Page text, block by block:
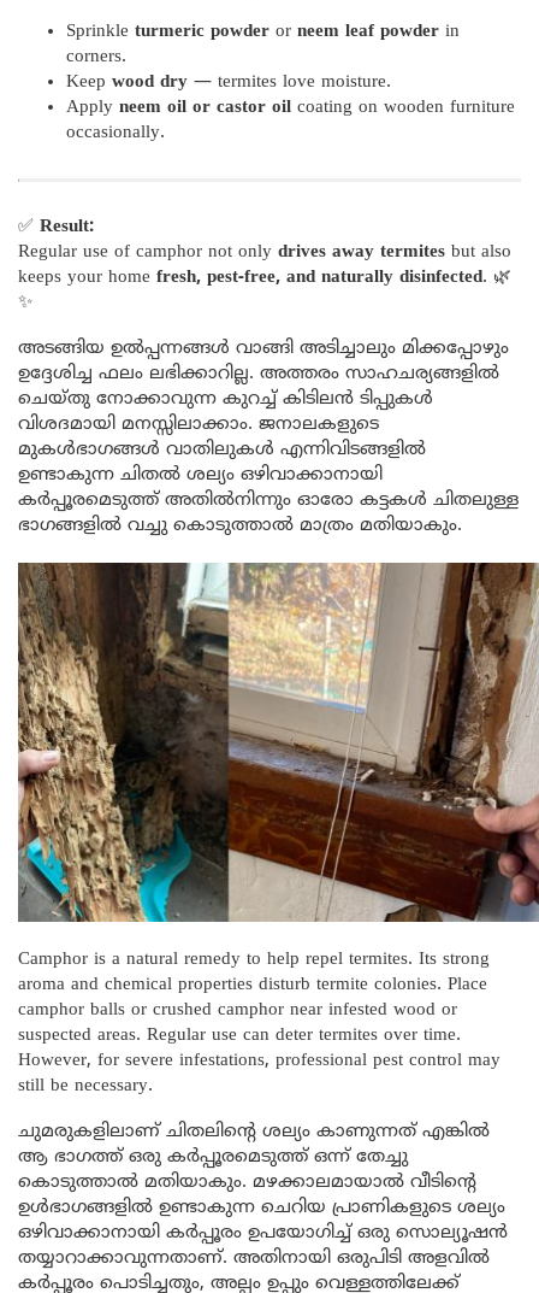
Sprinkle turmeric powder or neem leaf powder in
corners.
Keep wood dry — termites love moisture.
Apply neem oil or castor oil coating on wooden furniture
occasionally.
✅ Result:
Regular use of camphor not only drives away termites but also
keeps your home fresh, pest-free, and naturally disinfected. 🌿
✨
അടങ്ങിയ ഉൽപ്പന്നങ്ങൾ വാങ്ങി അടിച്ചാലും മിക്കപ്പോഴും
ഉദ്ദേശിച്ച ഫലം ലഭിക്കാറില്ല. അത്തരം സാഹചര്യങ്ങളിൽ
ചെയ്തു നോക്കാവുന്ന കുറച്ച് കിടിലൻ ടിപ്പുകൾ
വിശദമായി മനസ്സിലാക്കാം. ജനാലകളുടെ
മുകൾഭാഗങ്ങൾ വാതിലുകൾ എന്നിവിടങ്ങളിൽ
ഉണ്ടാകുന്ന ചിതൽ ശല്യം ഒഴിവാക്കാനായി
കർപ്പൂരമെടുത്ത് അതിൽനിന്നും ഓരോ കട്ടകൾ ചിതലുള്ള
ഭാഗങ്ങളിൽ വച്ചു കൊടുത്താൽ മാത്രം മതിയാകും.
Camphor is a natural remedy to help repel termites. Its strong
aroma and chemical properties disturb termite colonies. Place
camphor balls or crushed camphor near infested wood or
suspected areas. Regular use can deter termites over time.
However, for severe infestations, professional pest control may
still be necessary.
ചുമരുകളിലാണ് ചിതലിന്റെ ശല്യം കാണുന്നത് എങ്കിൽ
ആ ഭാഗത്ത് ഒരു കർപ്പൂരമെടുത്ത് ഒന്ന് തേച്ചു
കൊടുത്താൽ മതിയാകും. മഴക്കാലമായാൽ വീടിന്റെ
ഉൾഭാഗങ്ങളിൽ ഉണ്ടാകുന്ന ചെറിയ പ്രാണികളുടെ ശല്യം
ഒഴിവാക്കാനായി കർപ്പൂരം ഉപയോഗിച്ച് ഒരു സൊല്യൂഷൻ
തയ്യാറാക്കാവുന്നതാണ്. അതിനായി ഒരുപിടി അളവിൽ
കർപ്പൂരം പൊടിച്ചതും, അല്പം ഉപ്പും വെള്ളത്തിലേക്ക്